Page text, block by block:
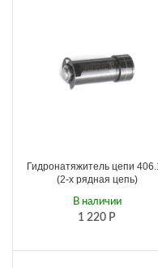
Гидронатяжитель цепи
(2-х рядная цепь)
1 220 Р
В наличии